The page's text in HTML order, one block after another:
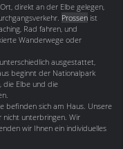
Ort, direkt an der Elbe gelegen,
Prossen ist
Rad fahren, und
Wanderwege oder
ausgestattet,
beginnt der Nationalpark
die Elbe und die
befinden sich am Haus. Unsere
nicht unterbringen. Wir
wir Ihnen ein individuelles